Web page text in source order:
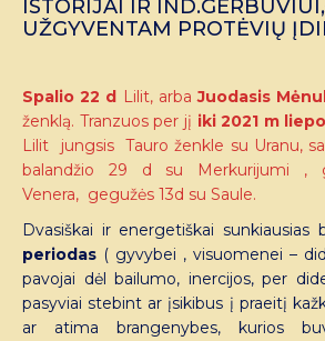
ISTORIJAI IR IND.GERBŪVIUI,
UŽGYVENTAM PROTĖVIŲ
Spalio 22 d Lilit, arba Juodasis
ženklą. Tranzuos per jį iki 2021 m
Lilit jungsis Tauro ženkle su Uranu,
balandžio 29 d su Merkurijumi ,
Venera, gegužės 13d su Saule.
Dvasiškai ir energetiškai sunkiausias
periodas ( gyvybei , visuomenei –
pavojai dėl bailumo, inercijos, per
pasyviai stebint ar įsikibus į praeitį
ar atima brangenybes, kurios